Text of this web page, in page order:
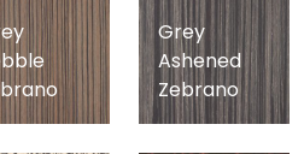
Grey
Ashened
Zebrano